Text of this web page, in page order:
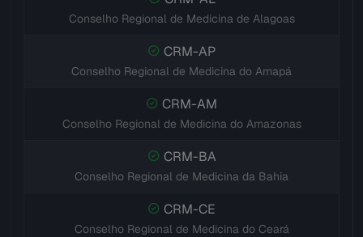
Conselho Regional de Medicina de Alagoas
CRM-AP
Conselho Regional de Medicina do Amapá
CRM-AM
Conselho Regional de Medicina do Amazonas
CRM-BA
Conselho Regional de Medicina da Bahia
CRM-CE
Conselho Regional de Medicina do Ceará